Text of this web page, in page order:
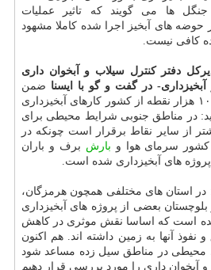
ها می گویند كه تاثیر عملیات
حوضه های آبخیز اجرا شده كاملا مشهود
كافی نیست.
دفتر كنترل سیلاب و آبخوان داری
در گفت و گو با ایسنا ضمن
اشاره به اینكه در بیشتر از ۱۰ هزار نقطه از كشور كارهای آبخیزداری
در مناطق جنوبی شرایط محیطی برای
از سایر نقاط برقرار است چونكه در
سرمای هوا و بارش برف و باران
های آبخیزداری شده است.
در استان های مختلفی همچون هرمزگان،
بعضی از پروژه های آبخیزداری
است كه اساسا نقش موثری در كاهش
آنها به زمین داشته اند. هم اكنون
محیطی در مناطق سیل زده مساعد شود
و آبخوان داری را مورد بررسی قرار دهیم